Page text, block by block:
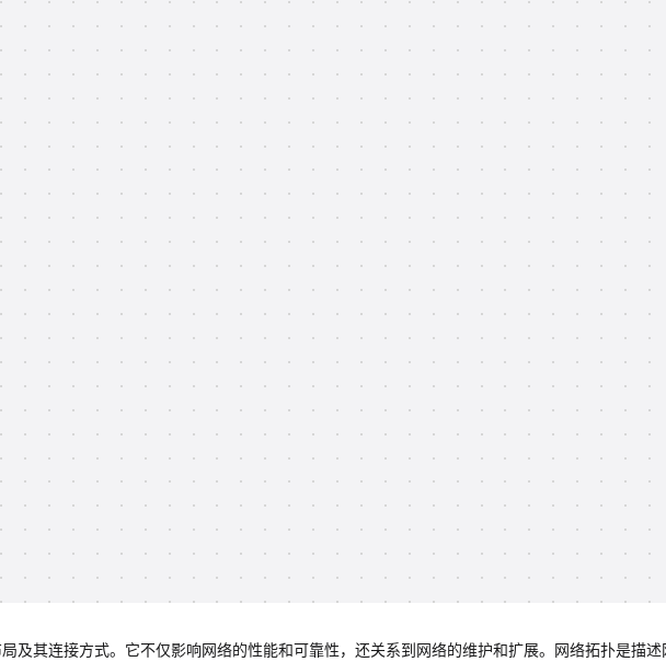
及其连接方式。它不仅影响网络的性能和可靠性，还关系到网络的维护和扩展。网络拓扑是描述